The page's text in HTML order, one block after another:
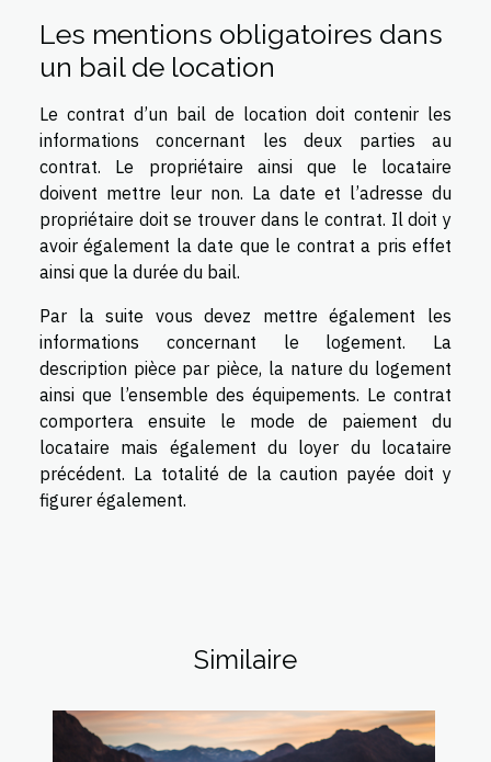
Les mentions obligatoires dans
un bail de location
Le contrat d’un bail de location doit contenir les
informations concernant les deux parties au
contrat. Le propriétaire ainsi que le locataire
doivent mettre leur non. La date et l’adresse du
propriétaire doit se trouver dans le contrat. Il doit y
avoir également la date que le contrat a pris effet
ainsi que la durée du bail.
Par la suite vous devez mettre également les
informations concernant le logement. La
description pièce par pièce, la nature du logement
ainsi que l’ensemble des équipements. Le contrat
comportera ensuite le mode de paiement du
locataire mais également du loyer du locataire
précédent. La totalité de la caution payée doit y
figurer également.
Similaire